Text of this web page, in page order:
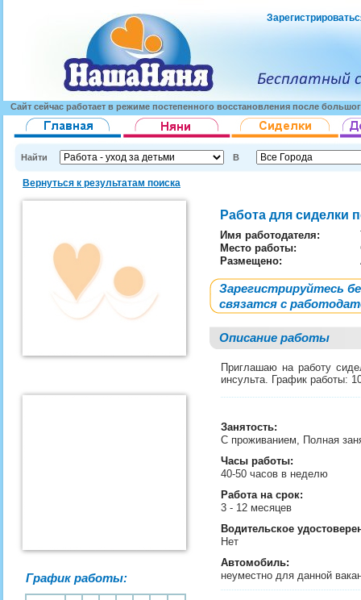
Сайт сейчас работает в режиме постепенного восстановления после
Найти В
Вернуться к результатам поиска
График работы:
Работа для сиделки
Имя работодателя:
Место работы:
Размещено:
Зарегистрируйтесь
связатся с
Описание работы
Приглашаю на работу
инсульта. График работы:
Занятость:
С проживанием, Полная
Часы работы:
40-50 часов в неделю
Работа на срок:
3 - 12 месяцев
Водительское
Нет
Автомобиль:
неуместно для данной